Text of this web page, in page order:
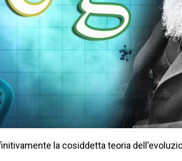
la cosiddetta teoria